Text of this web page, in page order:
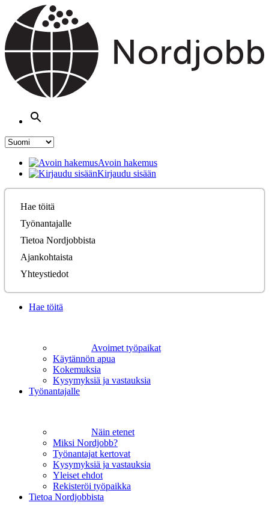
Avoin hakemus
Kirjaudu sisään
Hae töitä
Työnantajalle
Tietoa Nordjobbista
Ajankohtaista
Yhteystiedot
Hae töitä
Avoimet työpaikat
Käytännön apua
Kokemuksia
Kysymyksiä ja vastauksia
Työnantajalle
Näin etenet
Miksi Nordjobb?
Työnantajat kertovat
Kysymyksiä ja vastauksia
Yleiset ehdot
Rekisteröi työpaikka
Tietoa Nordjobbista